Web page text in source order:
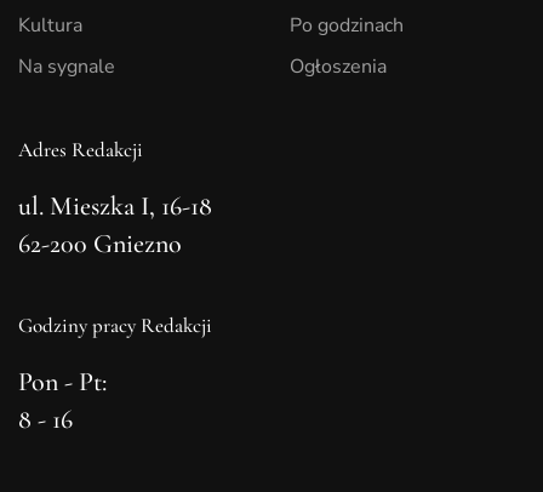
Kultura
Na sygnale
Po godzinach
Ogłoszenia
Adres Redakcji
ul. Mieszka I, 16-18
62-200 Gniezno
Godziny pracy Redakcji
Pon - Pt:
8 - 16